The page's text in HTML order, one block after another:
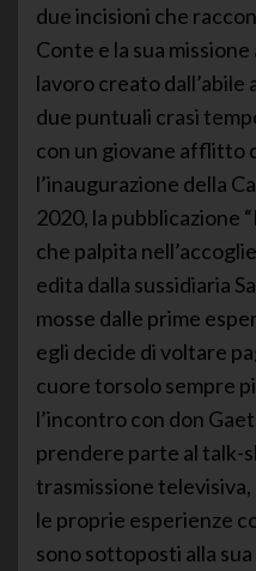
due incisioni che
Conte e la sua
lavoro creato
due puntuali crasi
con un giovane afflitto
l’inaugurazione della
2020, la pubblicazione
che palpita
edita dalla sussidiaria
mosse dalle prime
egli decide di voltare
cuore torsolo sempre
l’incontro con don
prendere parte al talk-
trasmissione
le proprie esperienze
sono sottoposti alla sua